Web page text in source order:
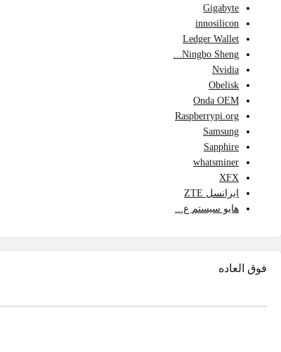
Gigabyte
innosilicon
Ledger Wallet
Ningbo Sheng...
Nvidia
Obelisk
Onda OEM
Raspberrypi.org
Samsung
Sapphire
whatsminer
XFX
ایرانسل ZTE
هایو سیستم ع...
فوق العاده